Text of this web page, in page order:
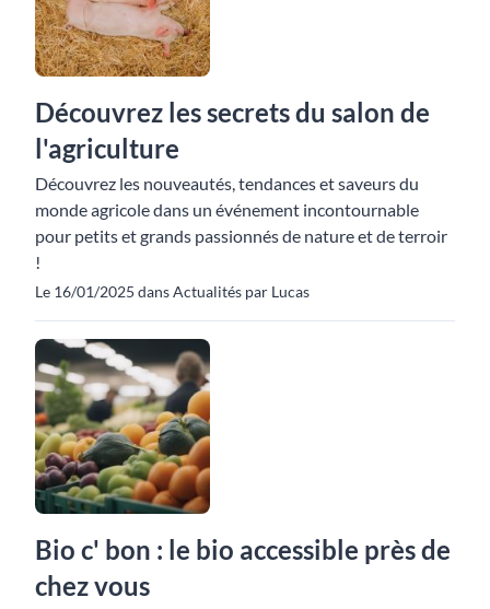
Découvrez les secrets du salon de
l'agriculture
Découvrez les nouveautés, tendances et saveurs du
monde agricole dans un événement incontournable
pour petits et grands passionnés de nature et de terroir
!
Le 16/01/2025 dans Actualités par Lucas
Bio c' bon : le bio accessible près de
chez vous